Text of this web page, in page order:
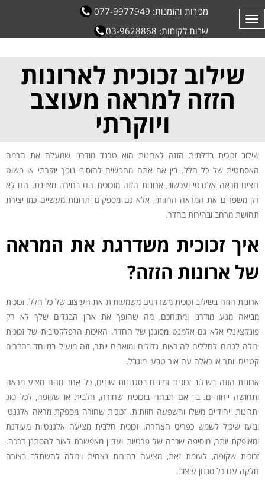
מכירות והזמנות: 077-9977949
שרות לקוחות: 03-9628868
תפריט
שילוב זכוכית לארונות
הזזה למראה מעוצב
ויוקרתי
שילוב זכוכית בדלתות הזזה לארונות הוא טרנד מודרני שמעלה את הרמה
האסתטית של כל חלל. בין אם אתם מחפשים להוסיף נופך יוקרתי או פשוט
רוצים מראה אלגנטי ועכשווי, ארונות הזזה מזכוכית הם בחירה מצוינת. הם לא
רק משפרים את המראה החזותי, אלא גם מספקים יתרונות מעשיים כמו יצירת
תחושת מרחב ובהירות בחדר.
איך זכוכית משדרגת את המראה
של ארונות הזזה?
ארונות הזזה בשילוב זכוכית משרדגים משמעותית את העיצוב של כל חלל. זכוכית
מביאה מגע מודרני ומתוחכם, מה שהופך את ארון הבגדים שלך לא רק
פונקציונלי אלא גם אלמנט מסוגנן של החדר. האיכות הרפלקטיבית של זכוכית
יכולה לגרום לחללים להיראות גדולים ומוארים יותר, וזה מועיל במיוחד בחדרים
קטנים יותר או כאלה עם אור טבעי מוגבל.
ארונות הזזה בשילוב זכוכית זמינים בסגנונות שונים, כל אחד מהם מציע מראה
ותחושה ייחודיים. בין אם תבחרו בזכוכית שחורה, חלבית או שקופה, לכל סוג
יתרונות ייחודיים משלו והשפעה חזותית. זכוכית שחורה מספקת מראה אלגנטי
ונועז שיכול לשמש כפריט הצהרה. זכוכית חלבית מציעה אלגנטיות מעודנת
ומאופקת יותר, מוסיפה שכבה של פרטיות ועדיין מאפשרת לאור להסתנן דרכה.
זכוכית שקופה, לעומת זאת, מציעה בהירות נצחית ויכולה להשתלב בצורה
חלקה עם כל סגנון עיצוב.